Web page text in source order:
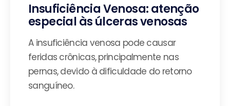
Insuficiência Venosa: atenção
especial às úlceras venosas
A insuficiência venosa pode causar
feridas crônicas, principalmente nas
pernas, devido à dificuldade do retorno
sanguíneo.